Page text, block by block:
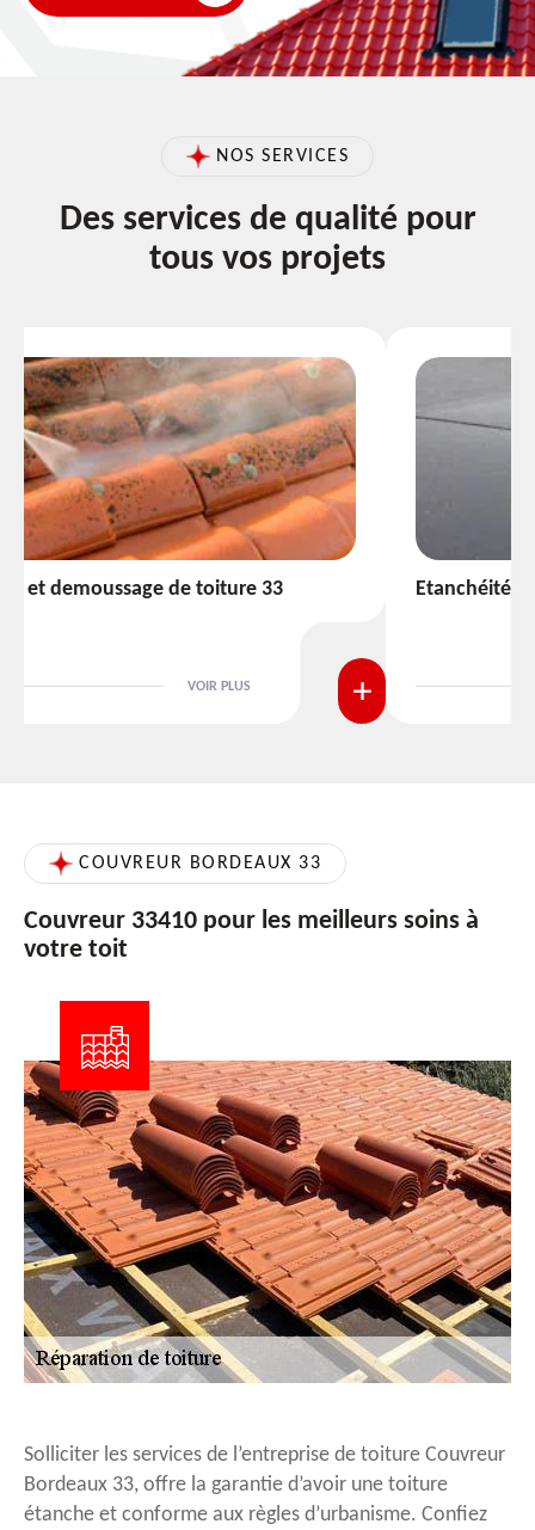
NOS SERVICES
Des services de qualité pour
tous vos projets
Etanchéité toiture 33
VOIR PLUS
COUVREUR BORDEAUX 33
Couvreur 33410 pour les meilleurs soins à
votre toit
Solliciter les services de l’entreprise de toiture Couvreur
Bordeaux 33, offre la garantie d’avoir une toiture
étanche et conforme aux règles d’urbanisme. Confiez